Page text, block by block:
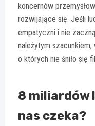
koncernów
rozwijające się. Jeśli
empatyczni i nie
należytym
o których nie śniło się
8 miliardów
nas czeka?